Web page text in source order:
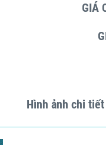
GIÁ
Hình ảnh chi